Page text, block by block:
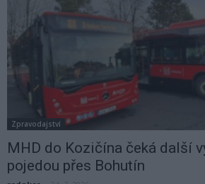
Zpravodajství
MHD do Kozičína čeká další
pojedou přes Bohutín